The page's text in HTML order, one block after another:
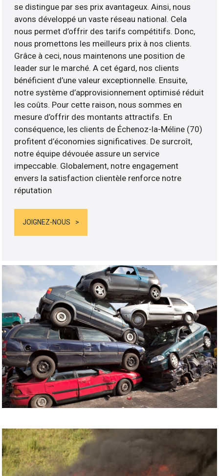
se distingue par ses prix avantageux. Ainsi, nous
avons développé un vaste réseau national. Cela
nous permet d’offrir des tarifs compétitifs. Donc,
nous promettons les meilleurs prix à nos clients.
Grâce à ceci, nous maintenons une position de
leader sur le marché. A cet égard, nos clients
bénéficient d’une valeur exceptionnelle. Ensuite,
notre système d’approvisionnement optimisé réduit
les coûts. Pour cette raison, nous sommes en
mesure d’offrir des montants attractifs. En
conséquence, les clients de Échenoz-la-Méline (70)
profitent d’économies significatives. De surcroît,
notre équipe dévouée assure un service
impeccable. Globalement, notre engagement
envers la satisfaction clientèle renforce notre
réputation
JOIGNEZ-NOUS